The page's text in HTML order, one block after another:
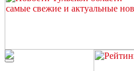
Читайте последние новости дня
“ЗаНовомосковск”